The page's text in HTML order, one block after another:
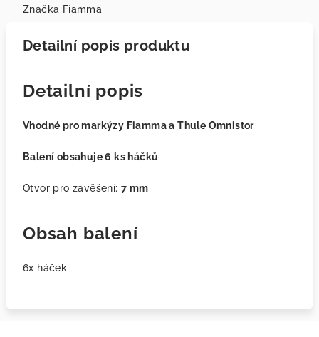
Značka Fiamma
Detailní popis produktu
Detailní popis
Vhodné pro markýzy Fiamma a Thule Omnistor
Balení obsahuje 6 ks háčků
Otvor pro zavěšení: 7 mm
Obsah balení
6x háček